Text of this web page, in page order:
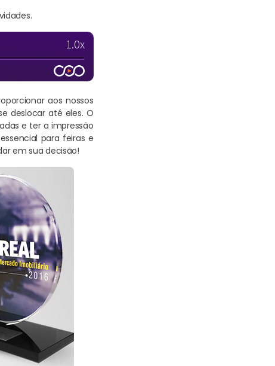
aos nossos
deslocar até eles. O
e ter a impressão
para feiras e
em sua decisão!